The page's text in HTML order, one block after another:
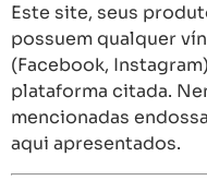
Este site, seus
possuem qualquer
(Facebook,
plataforma citada.
mencionadas
aqui apresentados.